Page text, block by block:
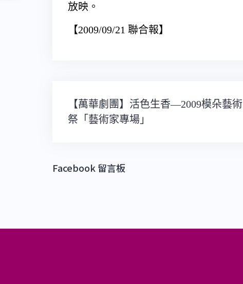
放映。
【2009/09/21 聯合報】
文
章
【萬華劇團】活色生香—2009模朵藝術
祭「藝術家專場」
Facebook 留言板